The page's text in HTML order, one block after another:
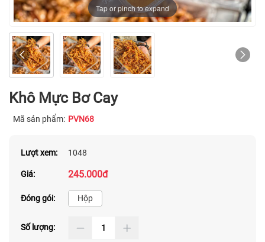
Tap or pinch to expand
Khô Mực Bơ Cay
Mã sản phẩm: PVN68
Lượt xem: 1048
Giá: 245.000đ
Đóng gói: Hộp
Số lượng: